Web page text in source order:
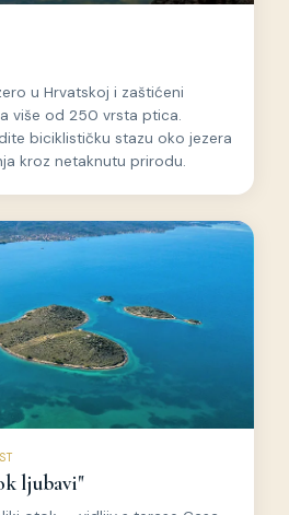
u Hrvatskoj i zaštićeni
više od 250 vrsta ptica.
biciklističku stazu oko jezera
kroz netaknutu prirodu.
ljubavi"